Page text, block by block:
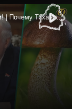
Раскрыты детали встречи Лукашенко с Келлогом! | Почему Тихановский помилован? | Суслик – символ фестиваля в Несвиже | «Грибная лихорадка» в Беларуси